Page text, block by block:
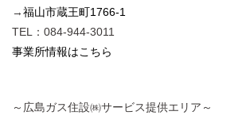
→福山市蔵王町1766-1
TEL：084-944-3011
事業所情報はこちら
～広島ガス住設㈱サービス提供エリア～